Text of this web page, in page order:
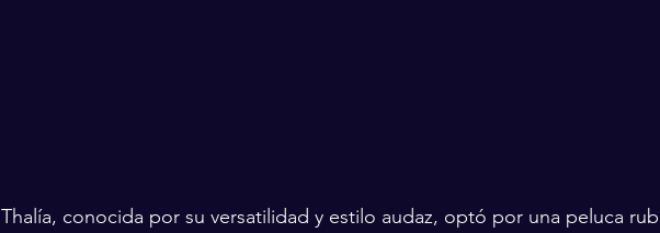
Thalía, conocida por su versatilidad y estilo audaz, optó por una peluca